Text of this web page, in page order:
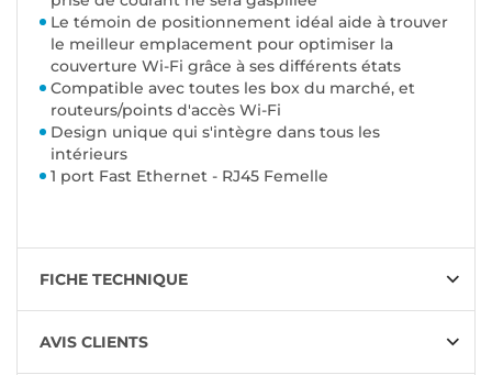
Le témoin de positionnement idéal aide à trouver
le meilleur emplacement pour optimiser la
couverture Wi-Fi grâce à ses différents états
Compatible avec toutes les box du marché, et
routeurs/points d'accès Wi-Fi
Design unique qui s'intègre dans tous les
intérieurs
1 port Fast Ethernet - RJ45 Femelle
FICHE TECHNIQUE
AVIS CLIENTS